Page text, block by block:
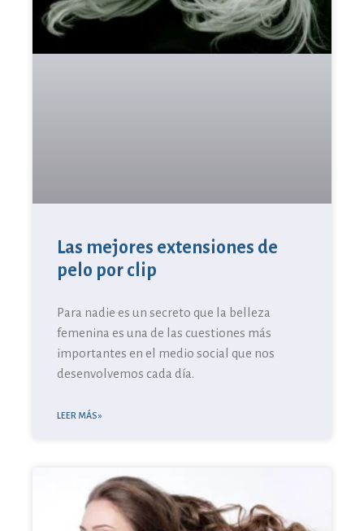
Las mejores extensiones de
pelo por clip
Para nadie es un secreto que la belleza
femenina es una de las cuestiones más
importantes en el medio social que nos
desenvolvemos cada día.
LEER MÁS »